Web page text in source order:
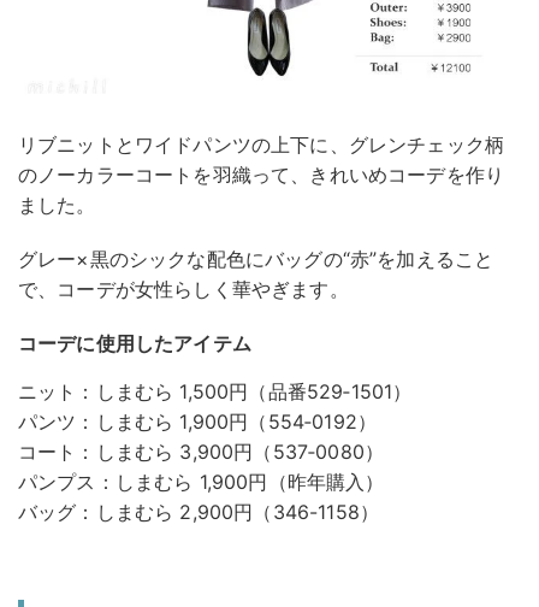
リブニットとワイドパンツの上下に、グレンチェック柄
のノーカラーコートを羽織って、きれいめコーデを作り
ました。
グレー×黒のシックな配色にバッグの“赤”を加えること
で、コーデが女性らしく華やぎます。
コーデに使用したアイテム
ニット：しまむら 1,500円（品番529‐1501）
パンツ：しまむら 1,900円（554‐0192）
コート：しまむら 3,900円（537‐0080）
パンプス：しまむら 1,900円（昨年購入）
バッグ：しまむら 2,900円（346-1158）